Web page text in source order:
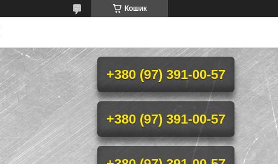
Кошик
+380 (97) 391-00-57
+380 (97) 391-00-57